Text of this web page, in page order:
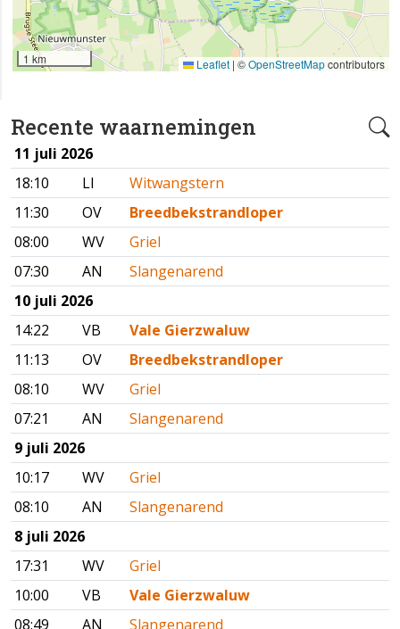
Recente waarnemingen
11 juli 2026
18:10
LI
Witwangstern
11:30
OV
Breedbekstrandloper
08:00
WV
Griel
07:30
AN
Slangenarend
10 juli 2026
14:22
VB
Vale Gierzwaluw
11:13
OV
Breedbekstrandloper
08:10
WV
Griel
07:21
AN
Slangenarend
9 juli 2026
10:17
WV
Griel
08:10
AN
Slangenarend
8 juli 2026
17:31
WV
Griel
10:00
VB
Vale Gierzwaluw
08:49
AN
Slangenarend
1 km Leaflet | ©OpenStreetMapcontributors